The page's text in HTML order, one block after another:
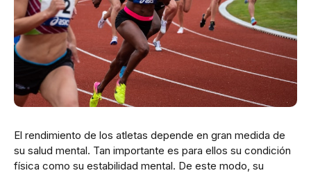
El rendimiento de los atletas depende en gran medida de
su salud mental. Tan importante es para ellos su condición
física como su estabilidad mental. De este modo, su